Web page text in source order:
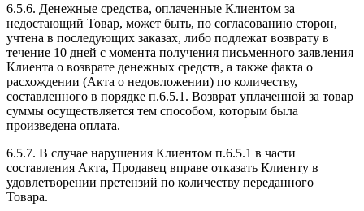
6.5.6. Денежные средства, оплаченные Клиентом за
недостающий Товар, может быть, по согласованию сторон,
учтена в последующих заказах, либо подлежат возврату в
течение 10 дней с момента получения письменного заявления
Клиента о возврате денежных средств, а также факта о
расхождении (Акта о недовложении) по количеству,
составленного в порядке п.6.5.1. Возврат уплаченной за товар
суммы осуществляется тем способом, которым была
произведена оплата.
6.5.7. В случае нарушения Клиентом п.6.5.1 в части
составления Акта, Продавец вправе отказать Клиенту в
удовлетворении претензий по количеству переданного
Товара.